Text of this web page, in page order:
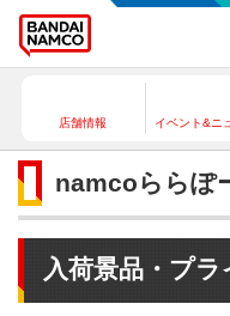
店舗情報 イベント&ニ
namcoららぽ
入荷景品・プラ